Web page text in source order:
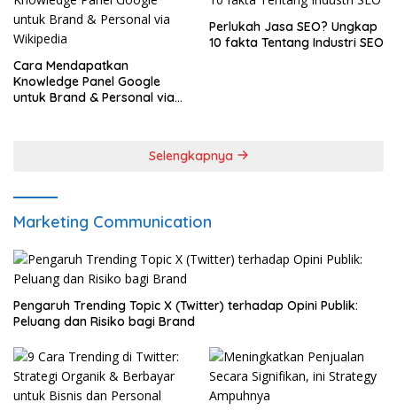
Cara Mendapatkan
Knowledge Panel Google
untuk Brand & Personal via
Perlukah Jasa SEO? Ungkap
10 fakta Tentang Industri SEO
Selengkapnya
Marketing Communication
Pengaruh Trending Topic X (Twitter) terhadap Opini Publik:
Peluang dan Risiko bagi Brand